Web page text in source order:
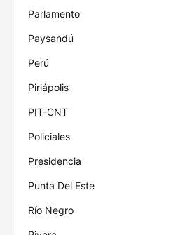
Parlamento
Paysandú
Perú
Piriápolis
PIT-CNT
Policiales
Presidencia
Punta Del Este
Río Negro